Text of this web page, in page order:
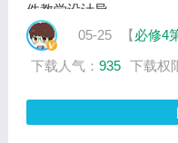
扩大对
学活动
设计意
环节开
05-25 【必修4
下载人气： 935 下载权